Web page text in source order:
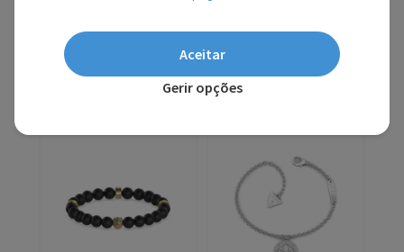
10% EXTRA,
SUMMER10
10% EXTRA,
SUMMER10
Aceitar
Gerir opções